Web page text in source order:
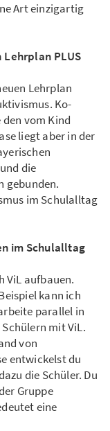
Art einzigartig
PLUS
Lehrplan
Ko-
vom Kind
liegt aber in der
die
gebunden.
im Schulalltag
im Schulalltag
ViL aufbauen.
kann ich
parallel in
mit ViL.
von
entwickelst du
die Schüler. Du
Gruppe
eine